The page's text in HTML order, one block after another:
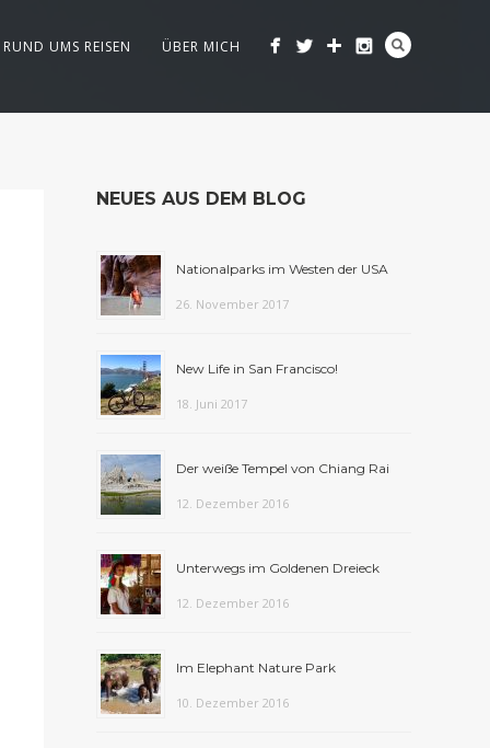
RUND UMS REISEN ÜBER MICH
NEUES AUS DEM BLOG
Nationalparks im Westen der USA
26. November 2017
New Life in San Francisco!
18. Juni 2017
Der weiße Tempel von Chiang Rai
12. Dezember 2016
Unterwegs im Goldenen Dreieck
12. Dezember 2016
Im Elephant Nature Park
10. Dezember 2016